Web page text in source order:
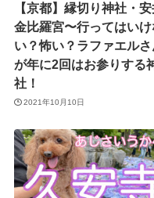
【京都】縁切り神社・
金比羅宮〜行ってはいけ
い？怖い？ラファエルさ
が年に2回はお参りする
社！
2021年10月10日